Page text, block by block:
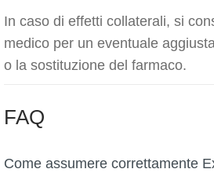
In caso di effetti collaterali, si
medico per un eventuale
o la sostituzione del farmaco.
FAQ
Come assumere correttamente